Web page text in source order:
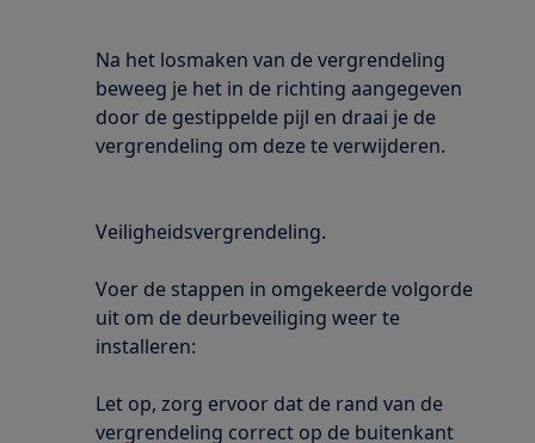
Na het losmaken van de vergrendeling
beweeg je het in de richting aangegeven
door de gestippelde pijl en draai je de
vergrendeling om deze te verwijderen.
Veiligheidsvergrendeling.
Voer de stappen in omgekeerde volgorde
uit om de deurbeveiliging weer te
installeren:
Let op, zorg ervoor dat de rand van de
vergrendeling correct op de buitenkant